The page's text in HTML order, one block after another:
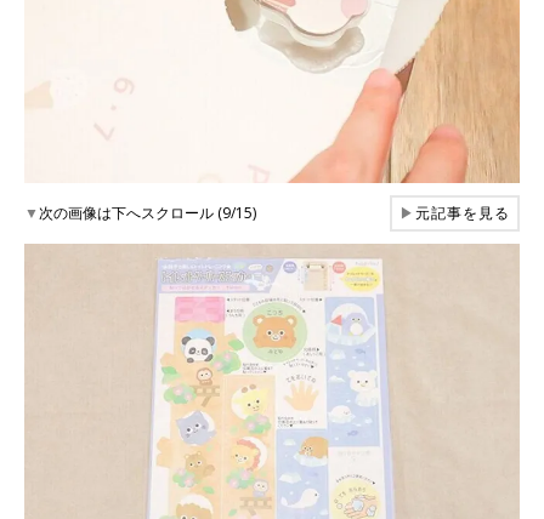
▼次の画像は下へスクロール (9/15) ▶元記事を見る